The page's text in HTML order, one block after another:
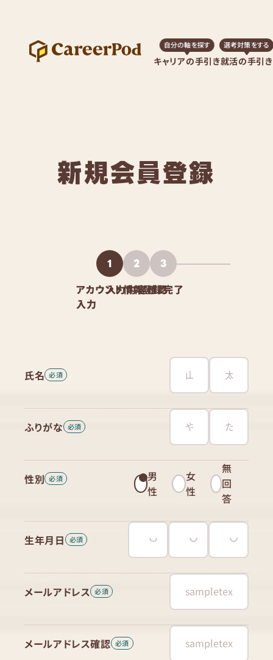
キャリアの手引き
自分の軸を探す
就活の手引き
選考対策をする
新規会員登録
1
アカウント情報
入力
2
入力内容確認
3
登録完了
氏名
ふりがな
性別
男
性
女
性
無
回
答
生年月日
メールアドレス
メールアドレス確認